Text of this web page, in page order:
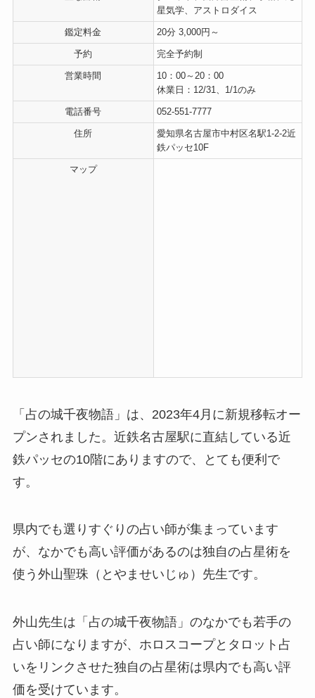
星気学、アストロダイス
鑑定料金 20分 3,000円～
予約 完全予約制
営業時間
10：00～20：00
休業日：12/31、1/1のみ
電話番号 052-551-7777
住所
愛知県名古屋市中村区名駅1-2-2近
鉄パッセ10F
マップ
「占の城千夜物語」は、2023年4月に新規移転オー
プンされました。近鉄名古屋駅に直結している近
鉄パッセの10階にありますので、とても便利で
す。
県内でも選りすぐりの占い師が集まっています
が、なかでも高い評価があるのは独自の占星術を
使う外山聖珠（とやませいじゅ）先生です。
外山先生は「占の城千夜物語」のなかでも若手の
占い師になりますが、ホロスコープとタロット占
いをリンクさせた独自の占星術は県内でも高い評
価を受けています。